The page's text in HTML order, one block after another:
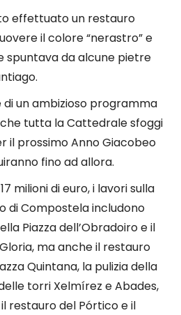
effettuato un restauro
il colore “nerastro” e
spuntava da alcune pietre
un ambizioso programma
tutta la Cattedrale sfoggi
il prossimo Anno Giacobeo
fino ad allora.
milioni di euro, i lavori sulla
di Compostela includono
Piazza dell’Obradoiro e il
ma anche il restauro
Quintana, la pulizia della
torri Xelmírez e Abades,
restauro del Pórtico e il